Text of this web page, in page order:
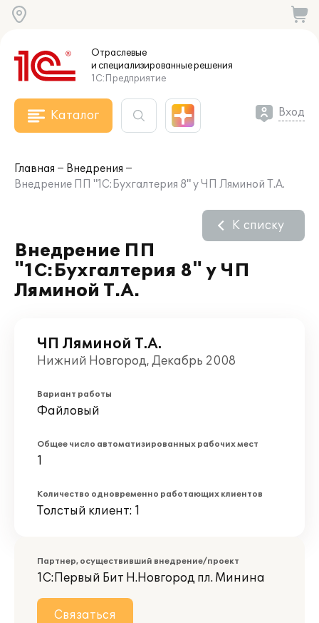
Отраслевые
и специализированныерешения
1С:Предприятие
Каталог Вход
Главная
Внедрения
Внедрение ПП "1С:Бухгалтерия 8" у ЧП Ляминой Т.А.
Внедрение ПП
"1С:Бухгалтерия 8" у ЧП
Ляминой Т.А.
К списку
ЧП Ляминой Т.А.
Нижний Новгород, Декабрь 2008
Вариант работы
Файловый
Общее число автоматизированных рабочих мест
1
Количество одновременно работающих клиентов
Толстый клиент: 1
Партнер, осуществивший внедрение/проект
1С:Первый Бит Н.Новгород пл. Минина
Связаться